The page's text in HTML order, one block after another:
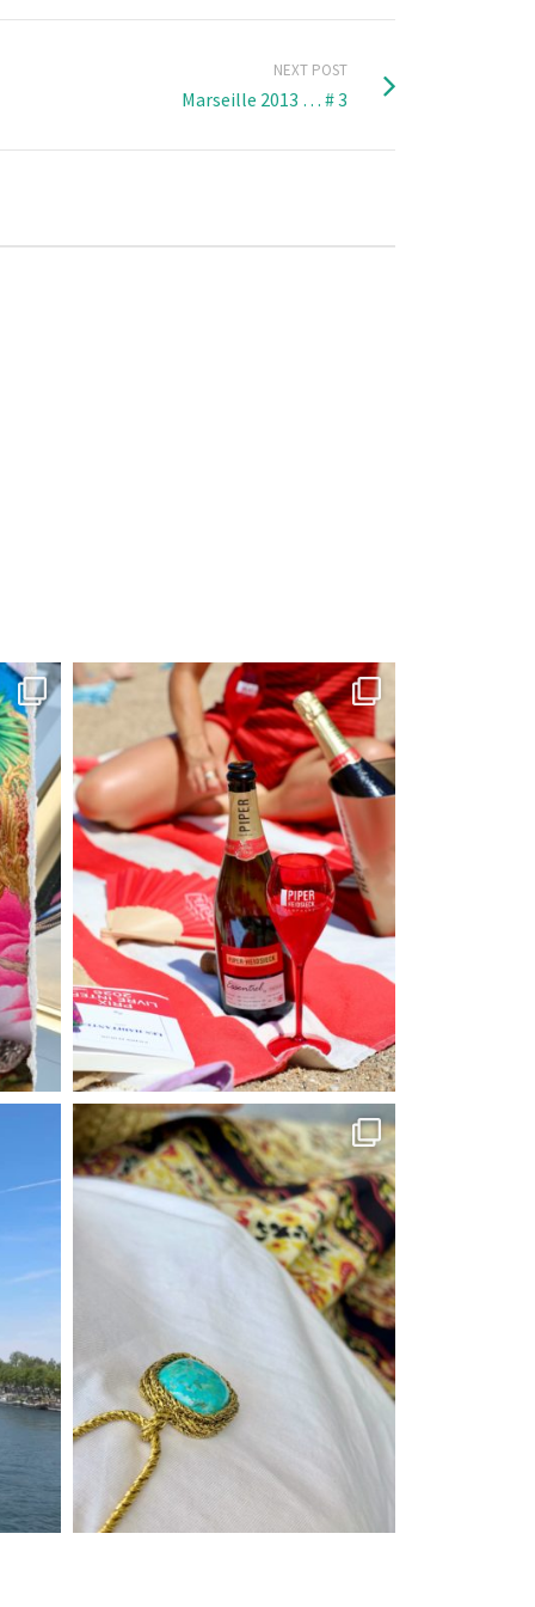
NEXT POST
Marseille 2013 … # 3